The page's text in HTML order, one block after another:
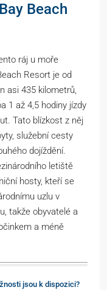
Beach
ráj u moře
Resort je od
asi 435 kilometrů,
1 až 4,5 hodiny jízdy
Tato blízkost z něj
služební cesty
dojíždění.
letiště
hosty, kteří se
uzlu v
takže obyvatelé a
a méně
jsou k dispozici?